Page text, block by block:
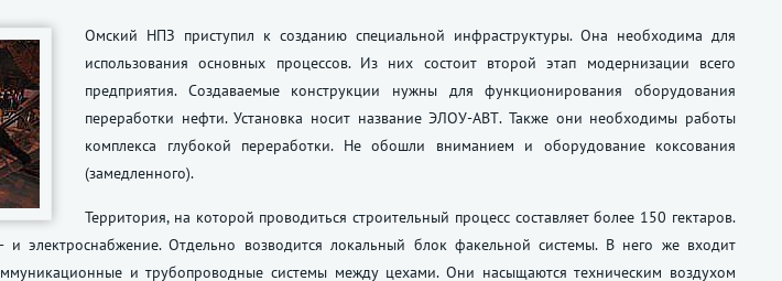
Омский НПЗ приступил к созданию специальной инфраструктуры. Она необходима для
использования основных процессов. Из них состоит второй этап модернизации всего
предприятия. Создаваемые конструкции нужны для функционирования оборудования
переработки нефти. Установка носит название ЭЛОУ-АВТ. Также они необходимы работы
комплекса глубокой переработки. Не обошли вниманием и оборудование коксования
(замедленного).
Территория, на которой проводиться строительный процесс составляет более 150 гектаров.
и электроснабжение. Отдельно возводится локальный блок факельной системы. В него же входит
и трубопроводные системы между цехами. Они насыщаются техническим воздухом